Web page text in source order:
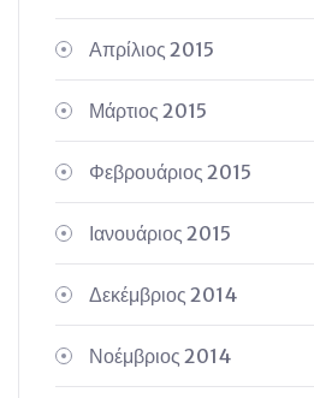
Απρίλιος 2015
Μάρτιος 2015
Φεβρουάριος 2015
Ιανουάριος 2015
Δεκέμβριος 2014
Νοέμβριος 2014